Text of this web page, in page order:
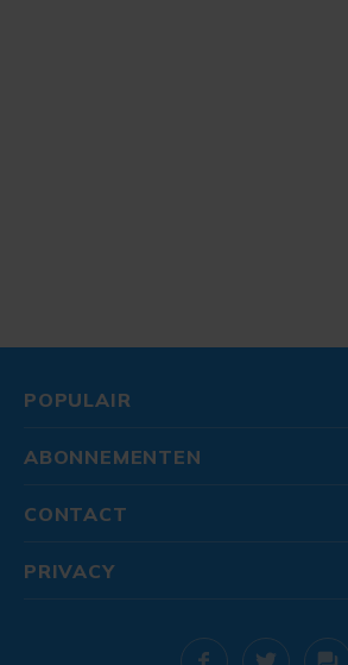
POPULAIR
ABONNEMENTEN
CONTACT
PRIVACY